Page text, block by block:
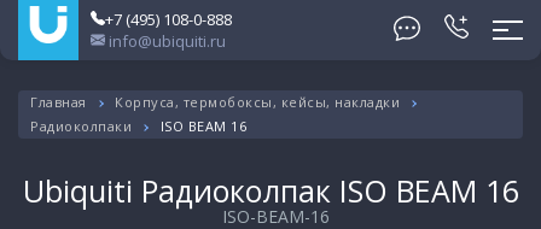
+7 (495) 108-0-888
info@ubiquiti.ru
Главная
Корпуса, термобоксы, кейсы, накладки
Радиоколпаки
ISO BEAM 16
Ubiquiti Радиоколпак ISO BEAM 16
ISO-BEAM-16